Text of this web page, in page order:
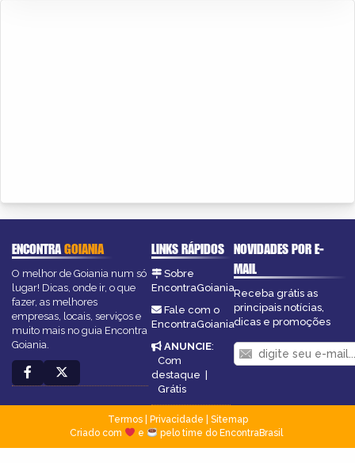
ENCONTRAGOIANIA
O melhor de Goiania num só
lugar! Dicas, onde ir, o que
fazer, as melhores
empresas, locais, serviços e
muito mais no guia Encontra
Goiania.
LINKS RÁPIDOS
Sobre
EncontraGoiania
Fale com o
EncontraGoiania
ANUNCIE:
Com
destaque |
Grátis
NOVIDADES POR E-
MAIL
Receba grátis as
principais notícias,
dicas e promoções
Termos| Privacidade
Sitemap
Criado com
e pelo time do EncontraBrasil